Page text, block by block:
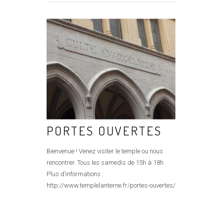
PORTES OUVERTES
Bienvenue ! Venez visiter le temple ou nous
rencontrer. Tous les samedis de 15h à 18h.
Plus d’informations :
http://www.templelanterne.fr/portes-ouvertes/